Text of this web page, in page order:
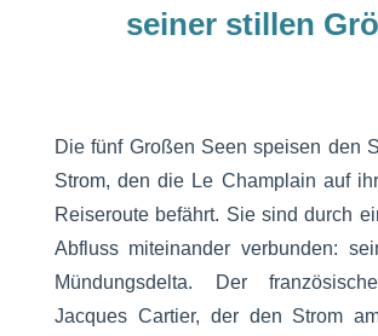
seiner stillen
Die fünf Großen Seen speisen den
Strom, den die Le Champlain auf
Reiseroute befährt. Sie sind durch
Abfluss miteinander verbunden:
Mündungsdelta. Der
Jacques Cartier, der den Strom